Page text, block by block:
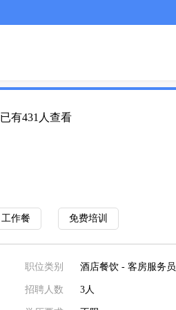
已有431人查看
工作餐 免费培训
职位类别 酒店餐饮 - 客房服务员
招聘人数 3人